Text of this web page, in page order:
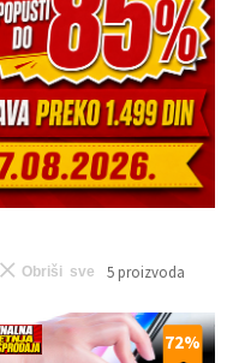
5 proizvoda
Obriši sve
72%